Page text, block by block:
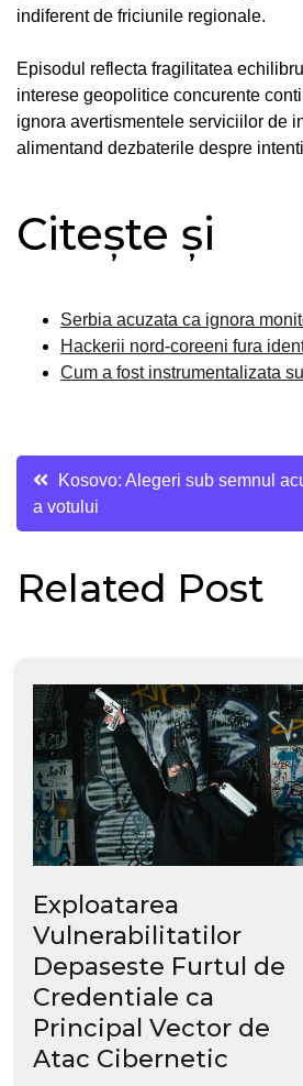
indiferent de friciunile regionale.
Episodul reflecta fragilitatea
interese geopolitice concurente
ignora avertismentele serviciilor de
alimentand dezbaterile despre
Citește și
Serbia acuzata ca ignora
Hackerii nord-coreeni fura
Cum a fost instrumentalizata
Navigare
în
articole
Kosovo: Alegeri sub semnul
a votului
Related Post
Exploatarea
Vulnerabilitatilor
Depaseste Furtul de
Credentiale ca
Principal Vector de
Atac Cibernetic